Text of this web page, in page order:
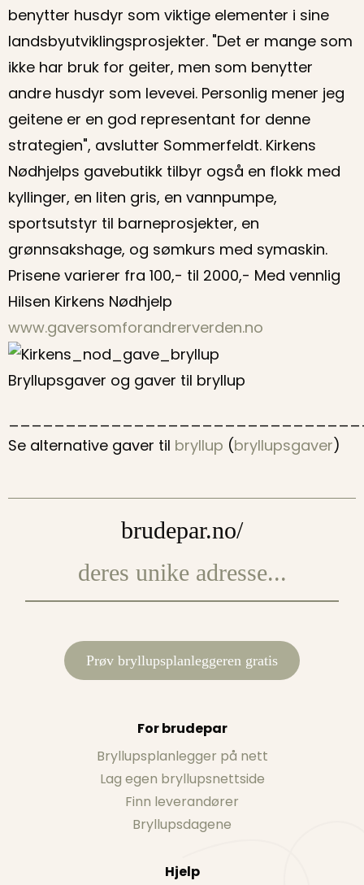
benytter husdyr som viktige elementer i sine
landsbyutviklingsprosjekter. "Det er mange som
ikke har bruk for geiter, men som benytter
andre husdyr som levevei. Personlig mener jeg
geitene er en god representant for denne
strategien", avslutter Sommerfeldt. Kirkens
Nødhjelps gavebutikk tilbyr også en flokk med
kyllinger, en liten gris, en vannpumpe,
sportsutstyr til barneprosjekter, en
grønnsakshage, og sømkurs med symaskin.
Prisene varierer fra 100,- til 2000,- Med vennlig
Hilsen Kirkens Nødhjelp
www.gaversomforandrerverden.no
Bryllupsgaver og gaver til bryllup
Se alternative gaver til bryllup (bryllupsgaver)
brudepar.no/
Prøv bryllupsplanleggeren gratis
For brudepar
Bryllupsplanlegger på nett
Lag egen bryllupsnettside
Finn leverandører
Bryllupsdagene
Hjelp